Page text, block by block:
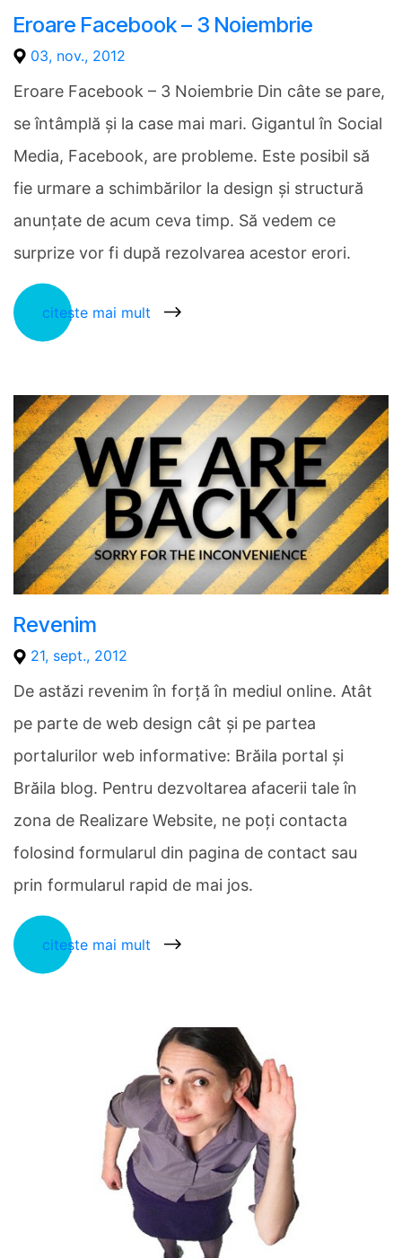
Eroare Facebook – 3 Noiembrie
03, nov., 2012
Eroare Facebook – 3 Noiembrie Din câte se pare,
se întâmplă şi la case mai mari. Gigantul în Social
Media, Facebook, are probleme. Este posibil să
fie urmare a schimbărilor la design şi structură
anunţate de acum ceva timp. Să vedem ce
surprize vor fi după rezolvarea acestor erori.
citește mai mult
Revenim
21, sept., 2012
De astăzi revenim în forță în mediul online. Atât
pe parte de web design cât și pe partea
portalurilor web informative: Brăila portal și
Brăila blog. Pentru dezvoltarea afacerii tale în
zona de Realizare Website, ne poți contacta
folosind formularul din pagina de contact sau
prin formularul rapid de mai jos.
citește mai mult